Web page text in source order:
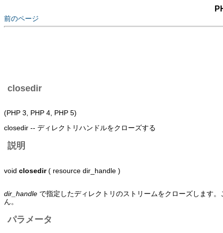
前のページ
closedir
(PHP 3, PHP 4, PHP 5)
closedir -- ディレクトリハンドルをクローズする
説明
void closedir( resource dir_handle )
dir_handle で指定したディレクトリのストリームをクローズします
ん。
パラメータ